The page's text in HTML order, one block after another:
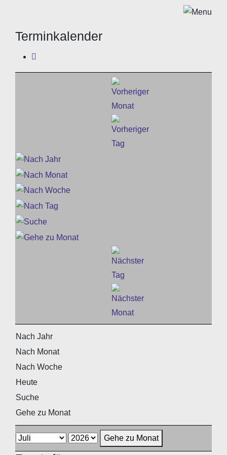
Terminkalender
Nach Jahr
Nach Monat
Nach Woche
Heute
Suche
Gehe zu Monat
Gehe zu Monat